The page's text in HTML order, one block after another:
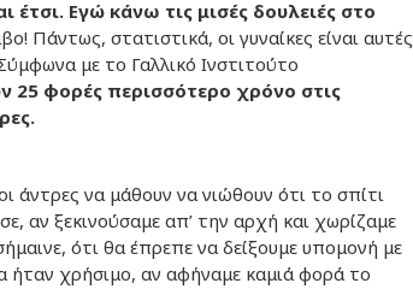
έτσι. Εγώ κάνω τις μισές δουλειές στο
Πάντως, στατιστικά, οι γυναίκες είναι αυτές
με το Γαλλικό Ινστιτούτο
25 φορές περισσότερο χρόνο στις
άντρες να μάθουν να νιώθουν ότι το σπίτι
αν ξεκινούσαμε απ’ την αρχή και χωρίζαμε
ότι θα έπρεπε να δείξουμε υπομονή με
ήταν χρήσιμο, αν αφήναμε καμιά φορά το